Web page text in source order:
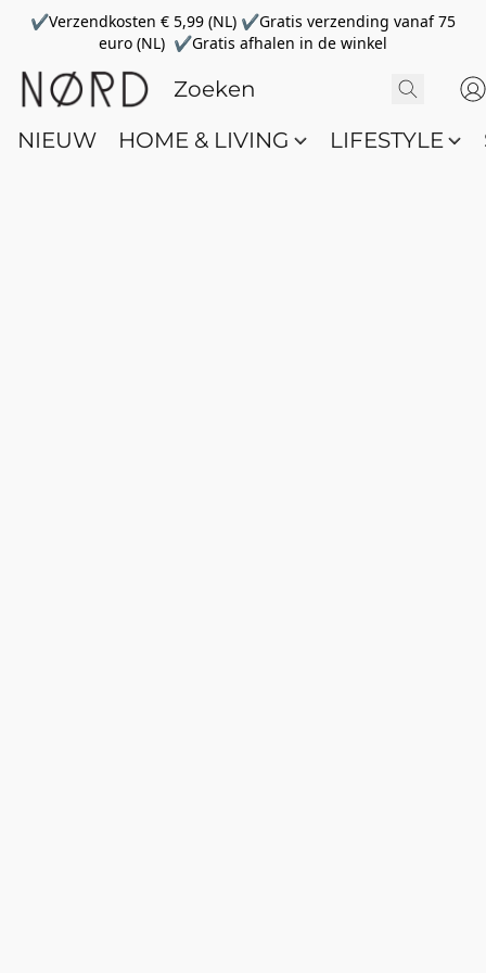
✔Verzendkosten € 5,99 (NL) ✔Gratis verzending vanaf 75
euro (NL) ✔Gratis afhalen in de winkel
NIEUW HOME & LIVING LIFESTYLE